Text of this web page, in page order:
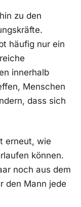
zu den
häufig nur ein
innerhalb
Menschen
dass sich
erneut, wie
können.
noch aus dem
den Mann jede